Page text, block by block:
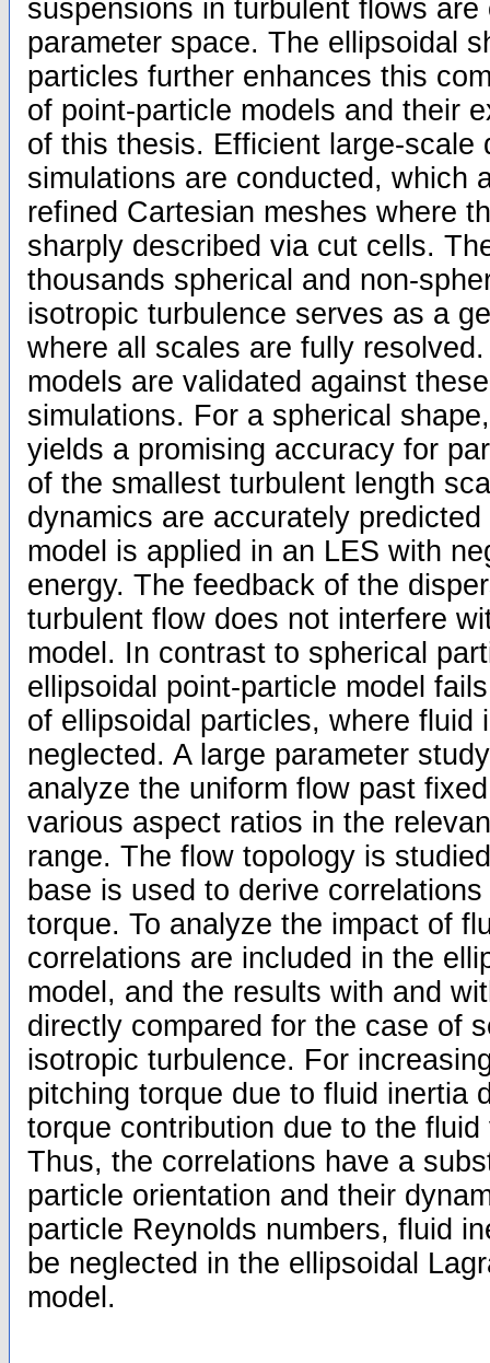
suspensions in turbulent flows
parameter space. The ellipsoidal
particles further enhances this
of point-particle models and their
of this thesis. Efficient large-scale
simulations are conducted, which
refined Cartesian meshes where
sharply described via cut cells.
thousands spherical and non-
isotropic turbulence serves as a
where all scales are fully
models are validated against
simulations. For a spherical
yields a promising accuracy for
of the smallest turbulent length
dynamics are accurately
model is applied in an LES with
energy. The feedback of the
turbulent flow does not interfere
model. In contrast to spherical
ellipsoidal point-particle model
of ellipsoidal particles, where fluid
neglected. A large parameter
analyze the uniform flow past
various aspect ratios in the
range. The flow topology is
base is used to derive
torque. To analyze the impact of
correlations are included in the
model, and the results with and
directly compared for the case of
isotropic turbulence. For
pitching torque due to fluid inertia
torque contribution due to the
Thus, the correlations have a
particle orientation and their
particle Reynolds numbers, fluid
be neglected in the ellipsoidal
model.